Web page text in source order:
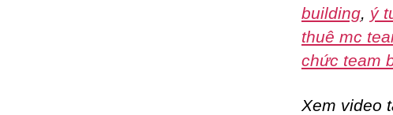
building, ý
thuê mc
chức team
Xem video